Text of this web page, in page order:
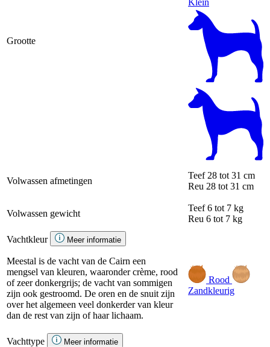
Grootte
Klein
Volwassen afmetingen
Teef 28 tot 31 cm
Reu 28 tot 31 cm
Volwassen gewicht
Teef 6 tot 7 kg
Reu 6 tot 7 kg
Vachtkleur
Meer informatie
Meestal is de vacht van de Cairn een
mengsel van kleuren, waaronder crème, rood
of zeer donkergrijs; de vacht van sommigen
zijn ook gestroomd. De oren en de snuit zijn
over het algemeen veel donkerder van kleur
dan de rest van zijn of haar lichaam.
Rood
Zandkleurig
Vachttype Meer informatie